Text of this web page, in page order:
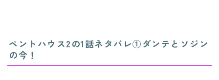
ペントハウス2の1話ネタバレ①ダンテとソジン
の今！